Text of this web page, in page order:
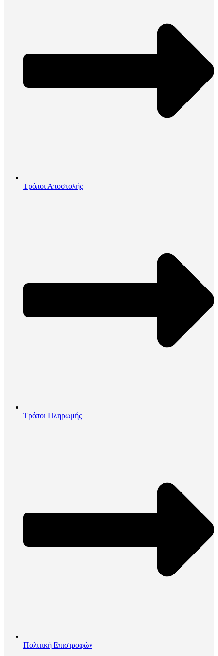
Τρόποι Αποστολής
Τρόποι Πληρωμής
Πολιτική Επιστροφών